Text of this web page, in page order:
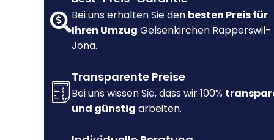
Bei uns erhalten Sie den besten Preis für
Ihren Umzug Gelsenkirchen Rapperswil-
Jona.
Transparente Preise
Bei uns wissen Sie, dass wir 100%
und günstig arbeiten.